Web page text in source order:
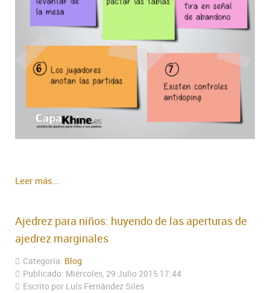
Leer más...
Ajedrez para niños: huyendo de las aperturas de
ajedrez marginales
Categoría: Blog
Publicado: Miércoles, 29 Julio 2015 17:44
Escrito por Luís Fernández Siles